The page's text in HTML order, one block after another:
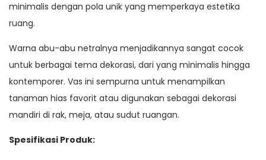
minimalis dengan pola unik yang memperkaya estetika
ruang.
Warna abu-abu netralnya menjadikannya sangat cocok
untuk berbagai tema dekorasi, dari yang minimalis hingga
kontemporer. Vas ini sempurna untuk menampilkan
tanaman hias favorit atau digunakan sebagai dekorasi
mandiri di rak, meja, atau sudut ruangan.
Spesifikasi Produk: